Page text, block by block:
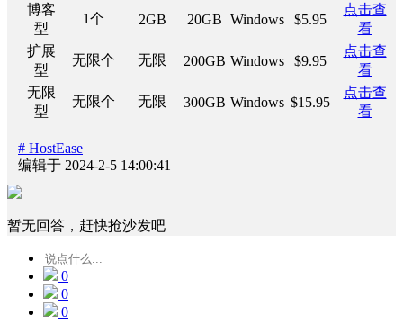
博客
型
1个 2GB 20GB Windows $5.95
点击查
看
扩展
型
无限个 无限 200GB Windows $9.95
点击查
看
无限
型
无限个 无限 300GB Windows $15.95
点击查
看
# HostEase
编辑于 2024-2-5 14:00:41
暂无回答，赶快抢沙发吧
0
0
0